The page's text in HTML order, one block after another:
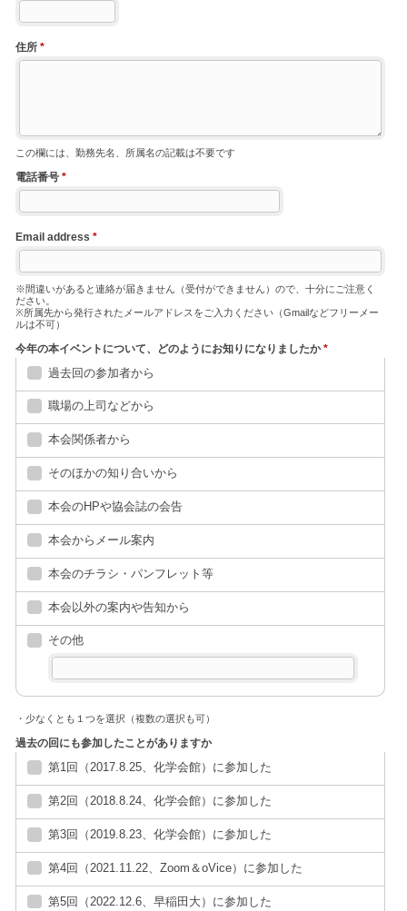
住所 *
この欄には、勤務先名、所属名の記載は不要です
電話番号 *
Email address *
※間違いがあると連絡が届きません（受付ができません）ので、十分にご注意く
ださい。
※所属先から発行されたメールアドレスをご入力ください（Gmailなどフリーメー
ルは不可）
今年の本イベントについて、どのようにお知りになりましたか*
過去回の参加者から
職場の上司などから
本会関係者から
そのほかの知り合いから
本会のHPや協会誌の会告
本会からメール案内
本会のチラシ・パンフレット等
本会以外の案内や告知から
その他
・少なくとも１つを選択（複数の選択も可）
過去の回にも参加したことがありますか
第1回（2017.8.25、化学会館）に参加した
第2回（2018.8.24、化学会館）に参加した
第3回（2019.8.23、化学会館）に参加した
第4回（2021.11.22、Zoom＆oVice）に参加した
第5回（2022.12.6、早稲田大）に参加した